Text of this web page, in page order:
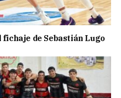
de Sebastián Lugo